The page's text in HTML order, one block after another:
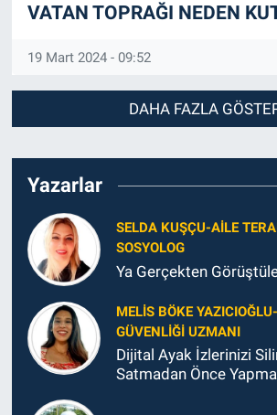
VATAN TOPRAĞI NEDEN
19 Mart 2024 - 09:52
DAHA FAZLA
Yazarlar
SELDA KUŞÇU-AILE
SOSYOLOG
Ya Gerçekten
MELIS BÖKE
GÜVENLIĞI UZMANI
Dijital Ayak İzlerinizi
Satmadan Önce